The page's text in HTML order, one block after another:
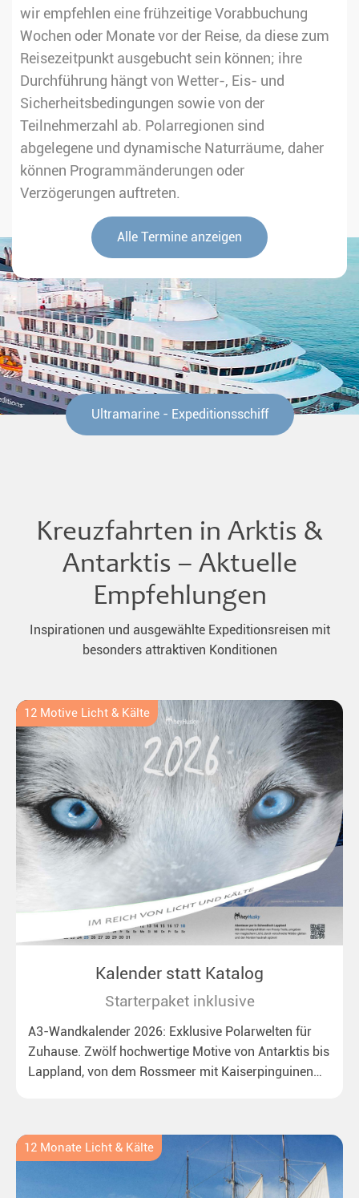
wir empfehlen eine frühzeitige Vorabbuchung
Wochen oder Monate vor der Reise, da diese zum
Reisezeitpunkt ausgebucht sein können; ihre
Durchführung hängt von Wetter-, Eis- und
Sicherheitsbedingungen sowie von der
Teilnehmerzahl ab. Polarregionen sind
abgelegene und dynamische Naturräume, daher
können Programmänderungen oder
Verzögerungen auftreten.
Alle Termine anzeigen
Ultramarine - Expeditionsschiff
Kreuzfahrten in Arktis &
Antarktis – Aktuelle
Empfehlungen
Inspirationen und ausgewählte Expeditionsreisen mit
besonders attraktiven Konditionen
12 Motive Licht & Kälte
Kalender statt Katalog
Starterpaket inklusive
A3-Wandkalender 2026: Exklusive Polarwelten für
Zuhause. Zwölf hochwertige Motive von Antarktis bis
Lappland, von dem Rossmeer mit Kaiserpinguinen
12 Monate Licht & Kälte